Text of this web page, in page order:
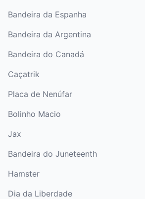
Bandeira da Espanha
Bandeira da Argentina
Bandeira do Canadá
Caçatrik
Placa de Nenúfar
Bolinho Macio
Jax
Bandeira do Juneteenth
Hamster
Dia da Liberdade